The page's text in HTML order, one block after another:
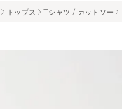
トップス Tシャツ / カットソー